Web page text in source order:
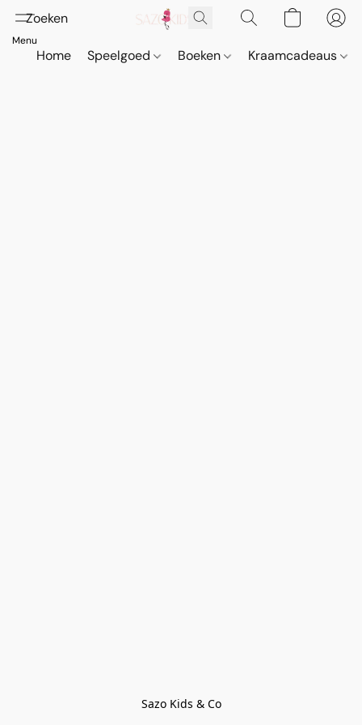
Home Speelgoed Boeken Kraamcadeaus
Sazo Kids & Co